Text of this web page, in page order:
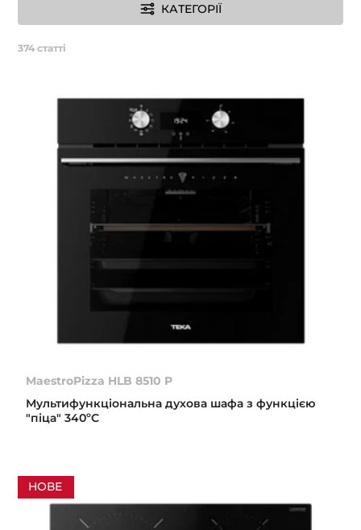
КАТЕГОРІЇ
374 статті
MaestroPizza HLB 8510 P
Мультифункціональна духова шафа з функцією
"піца" 340ºC
НОВЕ